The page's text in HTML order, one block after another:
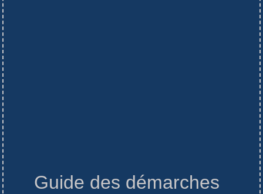
Guide des démarches